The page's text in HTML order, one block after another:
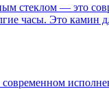
стеклом — это
часы. Это камин